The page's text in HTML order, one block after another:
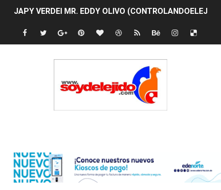
JAPY VERDEI MR. EDDY OLIVO
Playas públicas y hoteles: ¿hasta dónde puede
EDENORTE impulsa el desarrollo energético del
Medallista olímpica Marileidy Paulino conquista oro en
NY: Ultiman a puñaladas a un dominicano en Long Island